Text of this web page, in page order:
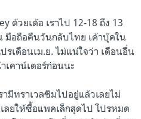
ด้วยเด้อ เราไป 12-18 ถึง 13
มือถือคืนวันกลับไทย เค้าบุ๊คใน
รเดือนเม.ย. ไม่แน่ใจว่า เดือนอื่น
เคาน์เตอร์ก่อนนะ
ามีทราเวลซิมไปอยู่แล้วเลยไม่
ลยให้ซื้อแพคเล็กสุดไป โปรหมด